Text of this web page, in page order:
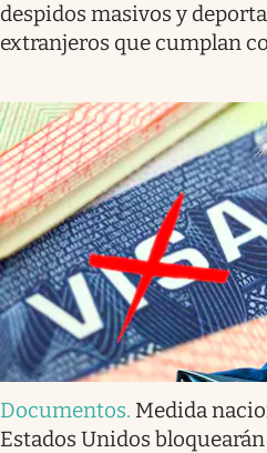
despidos masivos y
extranjeros que cumplan
Documentos. Medida
Estados Unidos